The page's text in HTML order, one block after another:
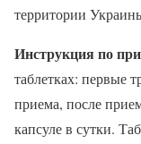
территории
Инструкция по
таблетках: первые
приема, после
капсуле в сутки.